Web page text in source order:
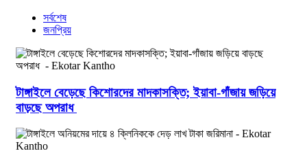
সর্বশেষ
জনপ্রিয়
টাঙ্গাইলে বেড়েছে কিশোরদের মাদকাসক্তি; ইয়াবা-গাঁজায় জড়িয়ে
বাড়ছে অপরাধ